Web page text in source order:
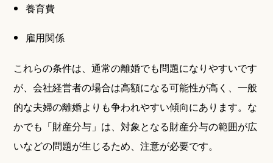
養育費
雇用関係
これらの条件は、通常の離婚でも問題になりやすいです
が、会社経営者の場合は高額になる可能性が高く、一般
的な夫婦の離婚よりも争われやすい傾向にあります。な
かでも「財産分与」は、対象となる財産分与の範囲が広
いなどの問題が生じるため、注意が必要です。